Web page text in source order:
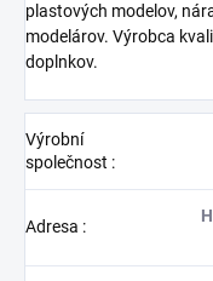
plastových modelov,
modelárov. Výrobca
doplnkov.
Výrobní
společnost :
Adresa :